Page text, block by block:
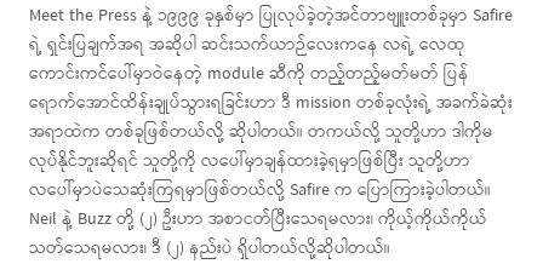
Meet the Press နဲ့ ၁၉၉၉ ခုနှစ်မှာ ပြုလုပ်ခဲ့တဲ့အင်တာဗျူးတစ်ခုမှာ Safire
ရဲ့ ရှင်းပြချက်အရ အဆိုပါ ဆင်းသက်ယာဉ်လေးကနေ လရဲ့ လေထု
ကောင်းကင်ပေါ်မှာဝဲနေတဲ့ module ဆီကို တည့်တည့်မတ်မတ် ပြန်
ရောက်အောင်ထိန်းချုပ်သွားရခြင်းဟာ ဒီ mission တစ်ခုလုံးရဲ့ အခက်ခဲဆုံး
အရာထဲက တစ်ခုဖြစ်တယ်လို့ ဆိုပါတယ်။ တကယ်လို့ သူတို့ဟာ ဒါကိုမ
လုပ်နိုင်ဘူးဆိုရင် သူတို့ကို လပေါ်မှာချန်ထားခဲ့ရမှာဖြစ်ပြီး သူတို့ဟာ
လပေါ်မှာပဲသေဆုံးကြရမှာဖြစ်တယ်လို့ Safire က ပြောကြားခဲ့ပါတယ်။
Neil နဲ့ Buzz တို့ (၂) ဦးဟာ အစာငတ်ပြီးသေရမလား၊ ကိုယ့်ကိုယ်ကိုယ်
သတ်သေရမလား၊ ဒီ (၂) နည်းပဲ ရှိပါတယ်လို့ဆိုပါတယ်။